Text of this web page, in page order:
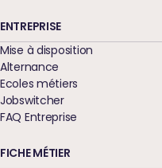
ENTREPRISE
Mise à disposition
Alternance
Ecoles métiers
Jobswitcher
FAQ Entreprise
FICHE MÉTIER